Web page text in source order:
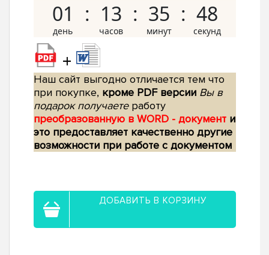
01 13 35 47
+
Наш сайт выгодно отличается тем что
при покупке, кроме PDF версии Вы в
подарок получаетеработу
преобразованную в WORD - документ и
это предоставляет качественно другие
возможности при работе с документом
ДОБАВИТЬ В КОРЗИНУ